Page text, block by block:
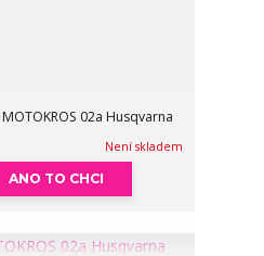
MOTOKROS 02a Husqvarna
Není skladem
ANO TO CHCI